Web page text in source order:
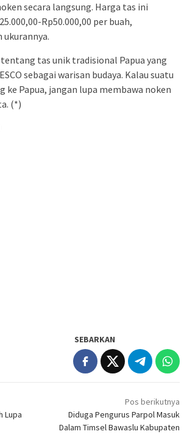
secara langsung. Harga tas ini
Rp50.000,00 per buah,
tas unik tradisional Papua yang
sebagai warisan budaya. Kalau suatu
ke Papua, jangan lupa membawa noken
(*)
SEBARKAN
Lupa
Pos berikutnya
Diduga Pengurus Parpol Masuk
Dalam Timsel Bawaslu Kabupaten